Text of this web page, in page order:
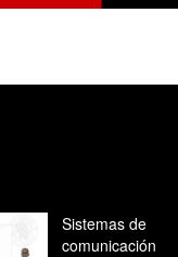
Sistemas de
comunicación